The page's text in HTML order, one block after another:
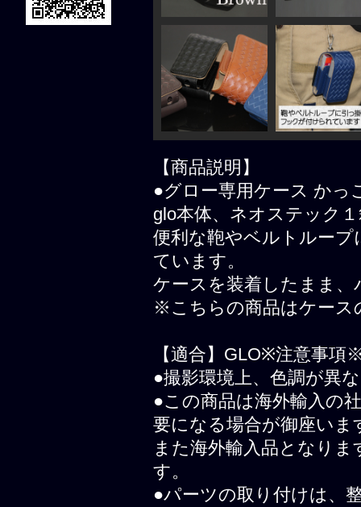
【商品説明】
●グロー専用ケース かっ
glo本体、ネオステック
便利な鞄やベルトルー
ています。
ケースを装着したまま
※こちらの商品はケース
【適合】GLO※注意事項
●撮影環境上、色調が異
●この商品は海外輸入の
要になる場合が御座いま
また海外輸入品となり
す。
●パーツの取り付けは、